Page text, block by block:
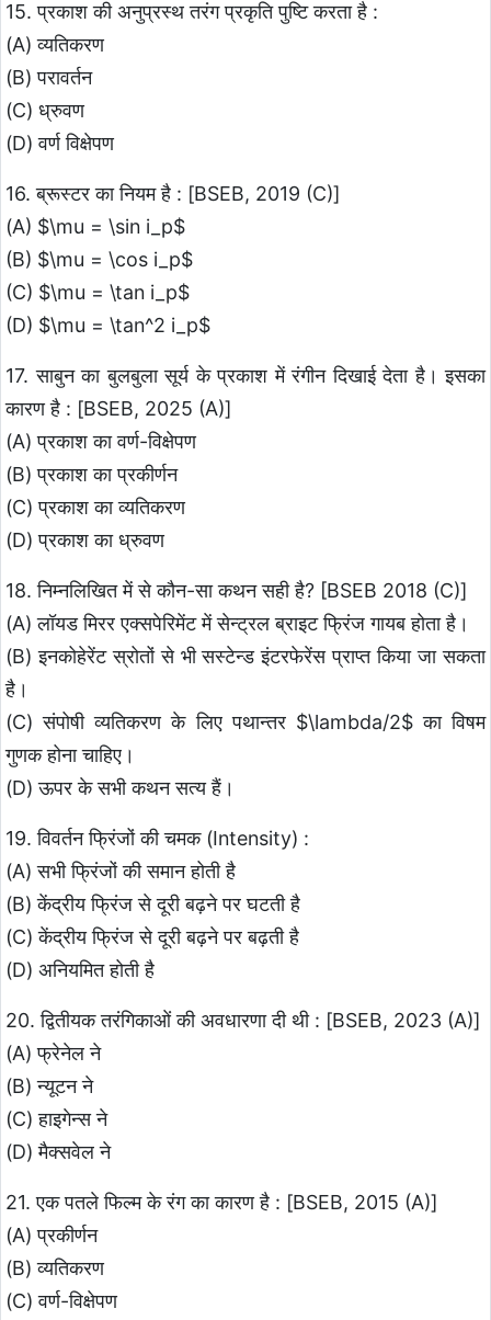
15. प्रकाश की अनुप्रस्थ तरंग प्रकृति पुष्टि करता है :
(A) व्यतिकरण
(B) परावर्तन
(C) ध्रुवण
(D) वर्ण विक्षेपण
16. ब्रूस्टर का नियम है : [BSEB, 2019 (C)]
(A) $\mu = \sin i_p$
(B) $\mu = \cos i_p$
(C) $\mu = \tan i_p$
(D) $\mu = \tan^2 i_p$
17. साबुन का बुलबुला सूर्य के प्रकाश में रंगीन दिखाई देता है। इसका
कारण है : [BSEB, 2025 (A)]
(A) प्रकाश का वर्ण-विक्षेपण
(B) प्रकाश का प्रकीर्णन
(C) प्रकाश का व्यतिकरण
(D) प्रकाश का ध्रुवण
18. निम्नलिखित में से कौन-सा कथन सही है? [BSEB 2018 (C)]
(A) लॉयड मिरर एक्सपेरिमेंट में सेन्ट्रल ब्राइट फ्रिंज गायब होता है।
(B) इनकोहेरेंट स्रोतों से भी सस्टेन्ड इंटरफेरेंस प्राप्त किया जा सकता
है।
(C) संपोषी व्यतिकरण के लिए पथान्तर $\lambda/2$ का विषम
गुणक होना चाहिए।
(D) ऊपर के सभी कथन सत्य हैं।
19. विवर्तन फ्रिंजों की चमक (Intensity) :
(A) सभी फ्रिंजों की समान होती है
(B) केंद्रीय फ्रिंज से दूरी बढ़ने पर घटती है
(C) केंद्रीय फ्रिंज से दूरी बढ़ने पर बढ़ती है
(D) अनियमित होती है
20. द्वितीयक तरंगिकाओं की अवधारणा दी थी : [BSEB, 2023 (A)]
(A) फ्रेनेल ने
(B) न्यूटन ने
(C) हाइगेन्स ने
(D) मैक्सवेल ने
21. एक पतले फिल्म के रंग का कारण है : [BSEB, 2015 (A)]
(A) प्रकीर्णन
(B) व्यतिकरण
(C) वर्ण-विक्षेपण